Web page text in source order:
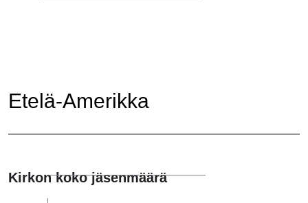
Etelä-Amerikka
Kirkon koko jäsenmäärä